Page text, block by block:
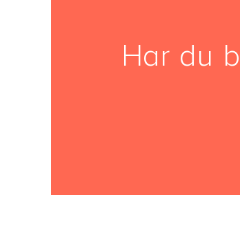
Har du